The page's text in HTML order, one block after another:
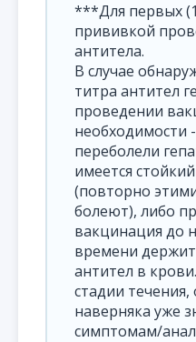
***Для первых
прививкой
антитела.
В случае
титра антител
проведении
необходимости
переболели
имеется
(повторно
болеют), либо
вакцинация до
времени
антител в
стадии
наверняка уже
симптомам/